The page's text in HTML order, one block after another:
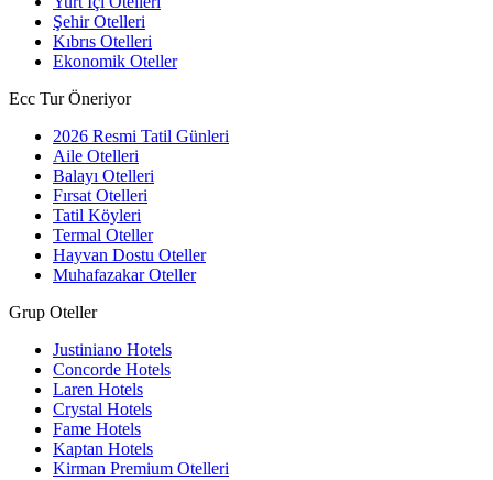
Şehir Otelleri
Kıbrıs Otelleri
Ekonomik Oteller
Ecc Tur Öneriyor
2026 Resmi Tatil Günleri
Aile Otelleri
Balayı Otelleri
Fırsat Otelleri
Tatil Köyleri
Termal Oteller
Hayvan Dostu Oteller
Muhafazakar Oteller
Grup Oteller
Justiniano Hotels
Concorde Hotels
Laren Hotels
Crystal Hotels
Fame Hotels
Kaptan Hotels
Kirman Premium Otelleri